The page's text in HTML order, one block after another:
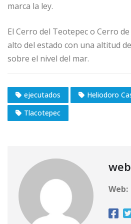
marca la ley.
El Cerro del Teotepec o Cerro
alto del estado con una altitud
sobre el nivel del mar.
ejecutados Heliodoro
Tlacotepec
Web: